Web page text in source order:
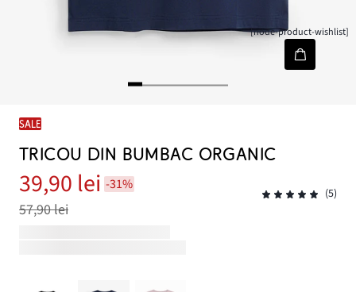
[node-product-wishlist]
SALE
TRICOU DIN BUMBAC ORGANIC
39,90 lei -31%
57,90 lei
(5)